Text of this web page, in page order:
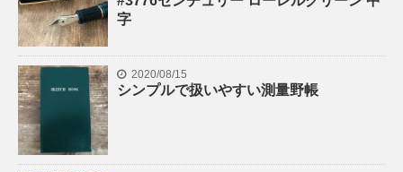
字
2020/08/15
シンプルで扱いやすい測量野帳